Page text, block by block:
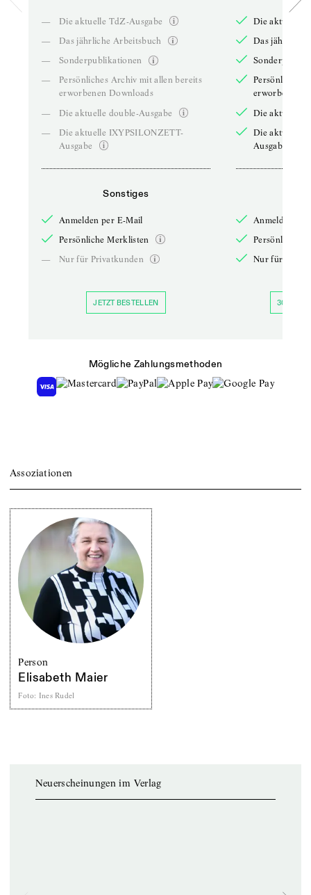
—
Die aktuelle TdZ-Ausgabe
—
Das jährliche Arbeitsbuch
—
Sonderpublikationen
—
Persönliches Archiv mit allen bereits
erworbenen Downloads
—
Die aktuelle double-Ausgabe
—
Die aktuelle IXYPSILONZETT-
Ausgabe
Sonstiges
Anmelden per E-Mail
Persönliche Merklisten
—
Nur für Privatkunden
JETZT BESTELLEN
Die aktuelle
Das jährliche
Persönliches
erworbenen
Die aktuelle
Die aktuelle
Ausgabe
Anmelden
Persönliche
Nur für
30 TAGE
Mögliche Zahlungsmethoden
Assoziationen
Person
Elisabeth Maier
Foto: Ines Rudel
Neuerscheinungen im Verlag